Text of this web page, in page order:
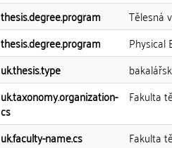
thesis.degree.program
Tělesná
thesis.degree.program
Physical
uk.thesis.type
uk.taxonomy.organization-
cs
Fakulta
uk.faculty-name.cs Fakulta